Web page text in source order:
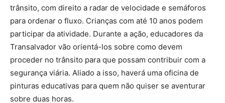
trânsito, com direito a radar de velocidade e semáforos
para ordenar o fluxo. Crianças com até 10 anos podem
participar da atividade. Durante a ação, educadores da
Transalvador vão orientá-los sobre como devem
proceder no trânsito para que possam contribuir com a
segurança viária. Aliado a isso, haverá uma oficina de
pinturas educativas para quem não quiser se aventurar
sobre duas horas.